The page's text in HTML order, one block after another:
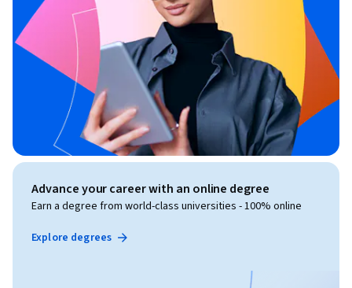
Advance your career with an online degree
Earn a degree from world-class universities - 100% online
Explore degrees